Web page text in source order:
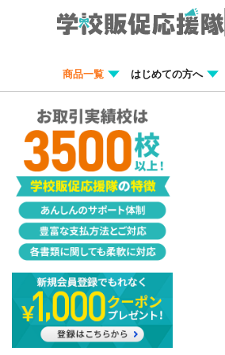
商品一覧 はじめての方へ